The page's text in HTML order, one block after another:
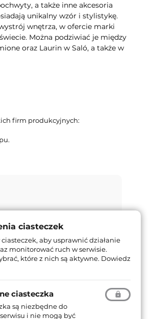
a także inne akcesoria
unikalny wzór i stylistykę.
wnętrza, w ofercie marki
Można podziwiać je między
oraz Laurin w Saló, a także w
firm produkcyjnych:
ciasteczek
aby usprawnić działanie
monitorować ruch w serwisie.
które z nich są aktywne. Dowiedz
ciasteczka
są niezbędne do
i nie mogą być